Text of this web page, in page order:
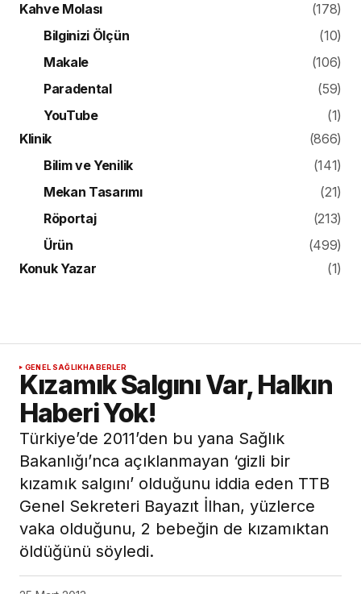
Kahve Molası
(178)
Bilginizi Ölçün
(10)
Makale
(106)
Paradental
(59)
YouTube
(1)
Klinik
(866)
Bilim ve Yenilik
(141)
Mekan Tasarımı
(21)
Röportaj
(213)
Ürün
(499)
Konuk Yazar
(1)
GENEL SAĞLIKHABERLER
Kızamık Salgını Var, Halkın
Haberi Yok!
Türkiye’de 2011’den bu yana Sağlık
Bakanlığı’nca açıklanmayan ‘gizli bir
kızamık salgını’ olduğunu iddia eden TTB
Genel Sekreteri Bayazıt İlhan, yüzlerce
vaka olduğunu, 2 bebeğin de kızamıktan
öldüğünü söyledi.